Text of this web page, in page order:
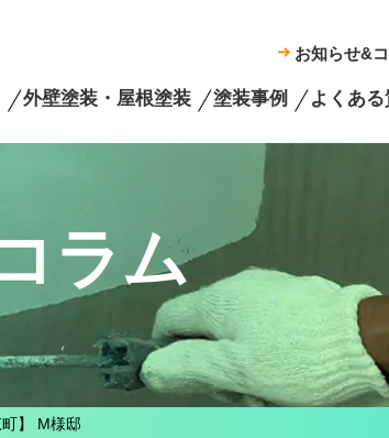
外壁塗装・屋根塗装 塗装事例 よくある
お知らせ&
ラム
】 M様邸